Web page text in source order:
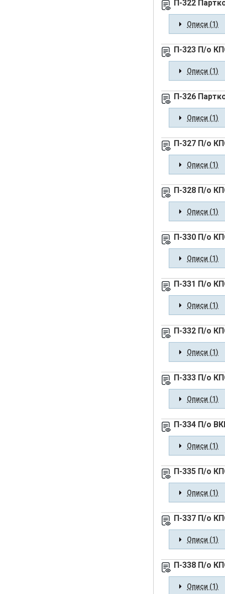
П-322
Описи (1)
П-323 П/о
Описи (1)
П-326
Описи (1)
П-327 П/о
Описи (1)
П-328 П/о
Описи (1)
П-330 П/о
Описи (1)
П-331 П/о
Описи (1)
П-332 П/о
Описи (1)
П-333 П/о
Описи (1)
П-334 П/о
Описи (1)
П-335 П/о
Описи (1)
П-337 П/о
Описи (1)
П-338 П/о
Описи (1)